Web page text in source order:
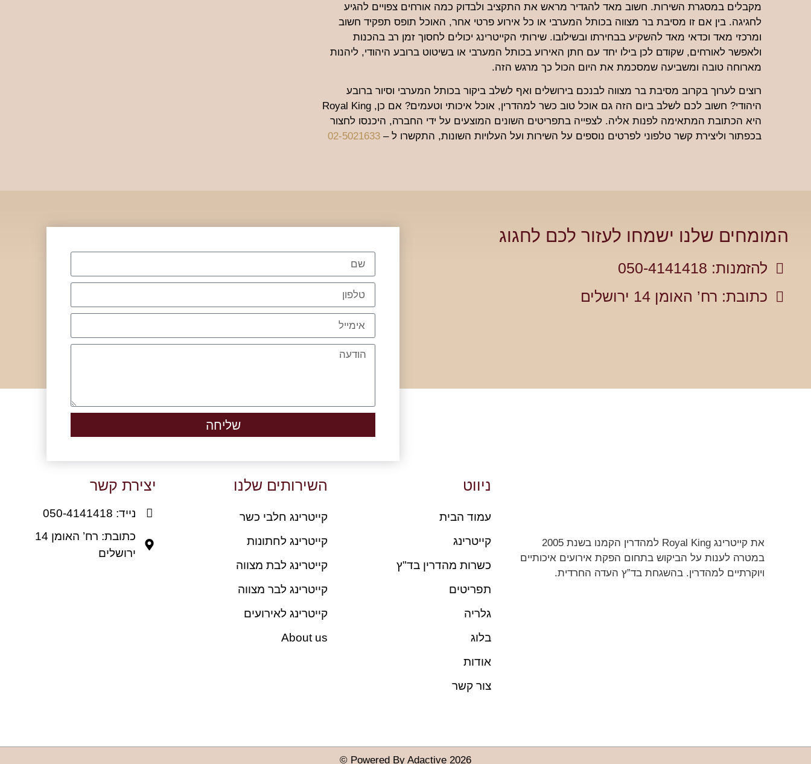
מקבלים במסגרת השירות. חשוב מאד להגדיר מראש את התקציב ולבדוק כמה אורחים צפויים להגיע
לחגיגה. בין אם זו מסיבת בר מצווה בכותל המערבי או כל אירוע פרטי אחר, האוכל תופס תפקיד חשוב
ומרכזי מאד וכדאי מאד להשקיע בבחירתו ובשילובו. שירותי הקייטרינג יכולים לחסוך זמן רב בהכנות
ולאפשר לאורחים, שקודם לכן בילו יחד עם חתן האירוע בכותל המערבי או בשיטוט ברובע היהודי, ליהנות
מארוחה טובה ומשביעה שמסכמת את היום הכול כך מרגש הזה.
רוצים לערוך בקרוב מסיבת בר מצווה לבנכם בירושלים ואף לשלב ביקור בכותל המערבי וסיור ברובע
היהודי? חשוב לכם לשלב ביום הזה גם אוכל טוב כשר למהדרין, אוכל איכותי וטעמים? אם כן, Royal King
היא הכתובת המתאימה לפנות אליה. לצפייה בתפריטים השונים המוצעים על ידי החברה, היכנסו לחצור
בכפתור וליצירת קשר טלפוני לפרטים נוספים על השירות ועל העלויות השונות, התקשרו ל – 02-5021633
המומחים שלנו ישמחו לעזור לכם לחגוג
להזמנות: 050-4141418
כתובת: רח’ האומן 14 ירושלים
שליחה
את קייטרינג Royal King למהדרין הקמנו בשנת 2005
במטרה לענות על הביקוש בתחום הפקת אירועים איכותיים
ויוקרתיים למהדרין. בהשגחת בד”ץ העדה החרדית.
ניווט
עמוד הבית
קייטרינג
כשרות מהדרין בד"ץ
תפריטים
גלריה
בלוג
אודות
צור קשר
השירותים שלנו
קייטרינג חלבי כשר
קייטרינג לחתונות
קייטרינג לבת מצווה
קייטרינג לבר מצווה
קייטרינג לאירועים
About us
יצירת קשר
נייד: 050-4141418
כתובת: רח’ האומן 14
ירושלים
Powered By Adactive 2026 ©